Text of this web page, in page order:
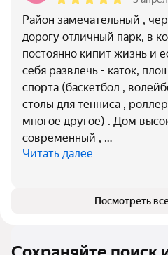
Район замечательный ,
дорогу отличный парк, в
постоянно кипит жизнь и
себя развлечь - каток,
спорта (баскетбол ,
столы для тенниса ,
многое другое) . Дом
современный , …
Читать далее
Посмотреть